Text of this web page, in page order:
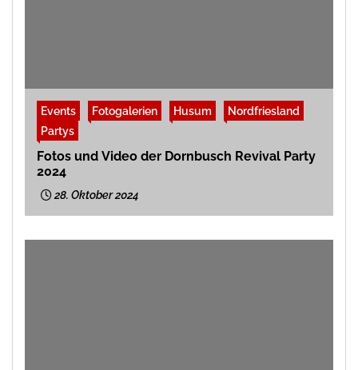
Events Fotogalerien Husum
Nordfriesland
Partys
Fotos und Video der Dornbusch Revival Party
2024
28. Oktober 2024